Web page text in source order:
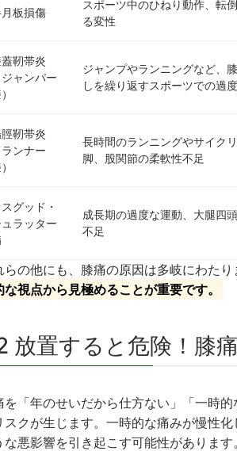
板損傷
スポーツ中のひねり動作、転
る変性
靭帯炎
ジャンパー
ジャンプやランニングなど、
しを繰り返すスポーツでの過
靭帯炎
ランナー
長時間のランニングやサイク
脚、股関節の柔軟性不足
グッド・
ラッター
成長期の過度な運動、大腿四
不足
らの他にも、膝痛の原因は多岐にわたり
な視点から見極めることが重要です。
放置すると危険！膝
を「年のせいだから仕方ない」「一時
スクが生じます。一時的な痛みが慢性
な悪影響を引き起こす可能性があります。